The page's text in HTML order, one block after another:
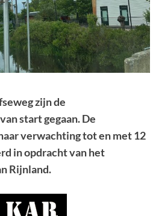
zijn de
start gegaan. De
verwachting tot en met 12
in opdracht van het
Rijnland.